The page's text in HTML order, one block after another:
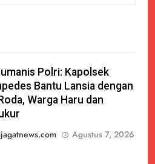
Polri: Kapolsek
Bantu Lansia dengan
Warga Haru dan
Agustus 7, 2026